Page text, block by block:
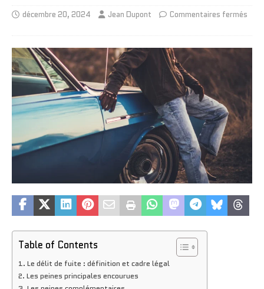
décembre 20, 2024 Jean Dupont Commentaires fermés
Table of Contents
Le délit de fuite : définition et cadre légal
Les peines principales encourues